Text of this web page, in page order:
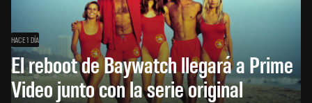
HACE 1 DÍA
El reboot de Baywatch llegará a Prime
Video junto con la serie original